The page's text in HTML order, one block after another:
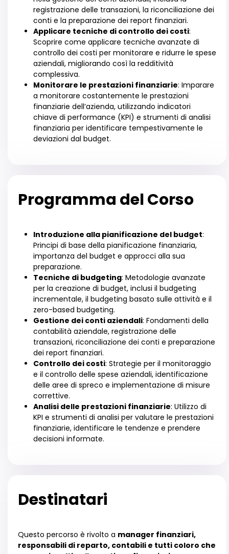
registrazione delle transazioni, la riconciliazione dei
conti e la preparazione dei report finanziari.
Applicare tecniche di controllo dei costi:
Scoprire come applicare tecniche avanzate di
controllo dei costi per monitorare e ridurre le spese
aziendali, migliorando così la redditività
complessiva.
Monitorare le prestazioni finanziarie: Imparare
a monitorare costantemente le prestazioni
finanziarie dell’azienda, utilizzando indicatori
chiave di performance (KPI) e strumenti di analisi
finanziaria per identificare tempestivamente le
deviazioni dal budget.
Programma del Corso
Introduzione alla pianificazione del budget:
Principi di base della pianificazione finanziaria,
importanza del budget e approcci alla sua
preparazione.
Tecniche di budgeting: Metodologie avanzate
per la creazione di budget, inclusi il budgeting
incrementale, il budgeting basato sulle attività e il
zero-based budgeting.
Gestione dei conti aziendali: Fondamenti della
contabilità aziendale, registrazione delle
transazioni, riconciliazione dei conti e preparazione
dei report finanziari.
Controllo dei costi: Strategie per il monitoraggio
e il controllo delle spese aziendali, identificazione
delle aree di spreco e implementazione di misure
correttive.
Analisi delle prestazioni finanziarie: Utilizzo di
KPI e strumenti di analisi per valutare le prestazioni
finanziarie, identificare le tendenze e prendere
decisioni informate.
Destinatari
Questo percorso è rivolto a manager finanziari,
responsabili di reparto, contabili e tutti coloro che